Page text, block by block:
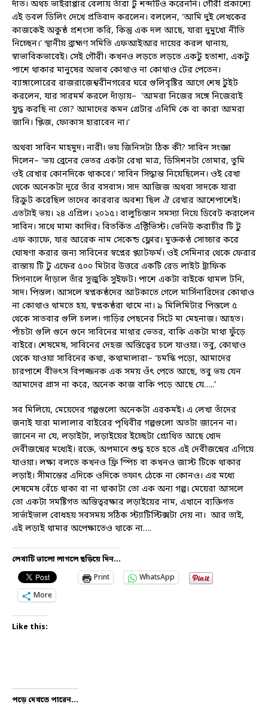
দাঁত। অথচ ভাইরাপ্পার বেলায় তাঁরা টুঁ শব্দটিও করেননি। গৌরী প্রকাশ্যে
এই ডবল ডিলিং দেখে প্রতিবাদ করলেন। বললেন, ‘আমি দুই লেখকের
কাজকেই অকুন্ঠ প্রশংসা করি, কিন্তু এক দল আছে, যারা দুমুখো নীতি
নিচ্ছেন।’ স্থানীয় ব্রাহ্মণ সমিতি এফআইআর দায়ের করল থানায়,
স্বাভাবিকভাবেই। সেই গৌরী। কখনও লড়তে লড়তে একটু হতাশা, একটু
পাশে থাকার মানুষের অভাব কোথাও না কোথাও টের পেতেন।
ব্যাঙ্গালোরের রাজরাজেশ্বরীনগরের ঘরে গুলিবৃষ্টির আগে শেষ টুইট
করলেন, যার সারমর্ম করলে দাঁড়ায়– ‘আমরা নিজের সঙ্গে নিজেরাই
যুদ্ধ করছি না তো? আমাদের কমন গ্রেটার এনিমি কে বা কারা আমরা
জানি। প্লিজ, ফোকাস হারাবেন না।’
অথবা সাবিন মাহমুদ। নারী। ভয় জিনিসটা ঠিক কী? সাবিন সংজ্ঞা
দিলেন– ‘ভয় ব্রেনের ভেতর একটা রেখা মাত্র, ডিসিশনটা তোমার, তুমি
ওই রেখার কোনদিকে থাকবে।’ সাবিন সিদ্ধান্ত নিয়েছিলেন। ওই রেখা
থেকে অনেকটা দূরে তাঁর বসবাস। সাদ আজিজ অথবা সাদকে যারা
রিক্রুট করেছিল তাদের কারবার অবশ্য ছিল ঐ রেখার আশেপাশেই।
এতটাই ভয়। ২৪ এপ্রিল। ২০১৫। বালুচিস্তান সমস্যা নিয়ে ডিবেট করালেন
সাবিন। সাথে মামা কাদির। বিতর্কিত এক্টিভিস্ট। ভেনিউ করাচীর টি টু
এফ ক্যাফে, যার আরেক নাম সেকেন্ড ফ্লোর। মুক্তকণ্ঠ সোচ্চার করে
ঘোষণা করার জন্য সাবিনের স্বপ্নের প্ল্যাটফর্ম। ওই সেমিনার থেকে ফেরার
রাস্তায় টি টু এফের ৫০০ মিটার উত্তরে একটি রেড লাইট ট্রাফিক
সিগনালে দাঁড়াল তাঁর সুজুকি সুইফট। পাশে একটা বাইকে থামল টনি,
সাদ। পিস্তল। আসলে স্বপ্নকন্ঠদের আটকাতে গেলে মার্সিনারিদের কোথাও
না কোথাও থামতে হয়, স্বপ্নকন্ঠরা থামে না। ৯ মিলিমিটার পিস্তলে ৫
থেকে সাতবার গুলি চলল। গাড়ির পেছনের সিটে মা মেহনাজ। আহত।
পাঁচটা গুলি গুনে গুনে সাবিনের মাথার ভেতর, বাকি একটা মাথা ফুঁড়ে
বাইরে। শেষমেষ, সাবিনের দেহজ অস্তিত্বের চলে যাওয়া। তবু, কোথাও
থেকে যাওয়া সাবিনের কথা, কথামালারা– ‘চমস্কি পড়ো, আমাদের
চারপাশে বীভৎস বিপজ্জনক এক সময় ওঁৎ পেতে আছে, তবু ভয় যেন
আমাদের গ্রাস না করে, অনেক কাজ বাকি পড়ে আছে যে…..’
সব মিলিয়ে, মেয়েদের গল্পগুলো অনেকটা এরকমই। এ লেখা তাঁদের
জন্যই যারা মালালার বাইরের পৃথিবীর গল্পগুলো অতটা জানেন না।
জানেন না যে, লড়াইটা, লড়াইয়ের ইচ্ছেটা প্রোথিত আছে খোদ
দেবীজন্মের মধ্যেই। রক্তে, অপমানে শুদ্ধ হতে হতে এই দেবীজন্মের এগিয়ে
যাওয়া। লক্ষ্য বলতে কখনও ফ্রি স্পিচ বা কখনও জাস্ট টিকে থাকার
লড়াই। সীমান্তের এদিকে ওদিকে তফাৎ ঠেকে না কোনও। এর মধ্যে
শেষমেষ বেঁচে থাকা বা না থাকাটা তো এক অন্য গল্প। মেয়েরা আসলে
তো একটা সমষ্টিগত অস্তিত্বরক্ষার লড়াইয়ের নাম, এখানে ব্যক্তিগত
সার্ভাইভাল বোধহয় সবসময় সঠিক স্ট্যাটিস্টিক্সটা দেয় না। আর তাই,
এই লড়াই থামার অপেক্ষাতেও থাকে না….
লেখাটি ভালো লাগলে ছড়িয়ে দিন...
Print
WhatsApp
More
Like this:
পড়ে দেখতে পারেন...